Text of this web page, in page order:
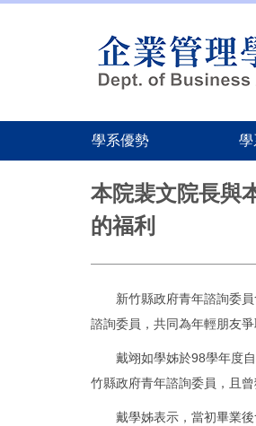
學系優勢 學
本院裴文院長與
的福利
新竹縣政府青年諮詢委員
諮詢委員，共同為年輕朋友
戴翊如學姊於98學年度自
竹縣政府青年諮詢委員，且
戴學姊表示，當初畢業後